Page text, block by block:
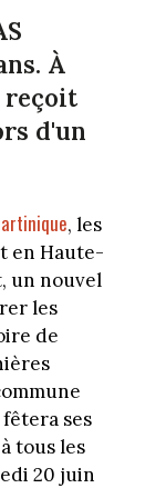
À
reçoit
d'un
, les
en Haute-
un nouvel
les
de
ses
tous les
20 juin